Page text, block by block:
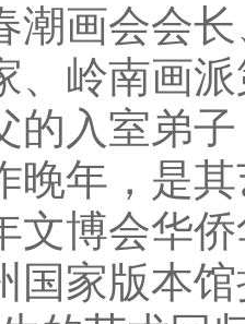
画会会长
、岭南画
的入室弟
晚年，是
博会华侨
国家版本